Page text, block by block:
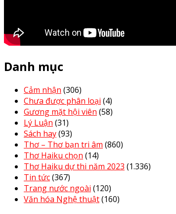
Danh mục
Cảm nhận (306)
Chưa được phân loại (4)
Gương mặt hội viên (58)
Lý Luận (31)
Sách hay(93)
Thơ – Thơ bạn tri âm (860)
Thơ Haiku chọn (14)
Thơ Haiku dự thi năm 2023 (1.336)
Tin tức(367)
Trang nước ngoài (120)
Văn hóa Nghệ thuật(160)